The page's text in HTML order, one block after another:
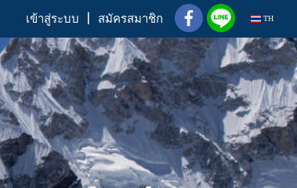
เข้าสู่ระบบ สมัครสมาชิก TH